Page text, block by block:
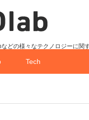
どの様々なテクノロジーに関
Tech